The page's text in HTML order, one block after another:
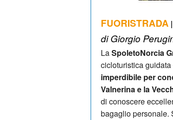
FUORISTRADA
di Giorgio
LaSpoletoNorcia
cicloturistica
imperdibile per
Valnerina e la
di conoscere
bagaglio personale.